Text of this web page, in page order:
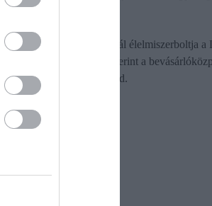
Jövő hétvégén bezár a Reál élelmiszerboltja
Helyette lapértesülések szerint a
egy Aldi-üzlet nyílhat majd.